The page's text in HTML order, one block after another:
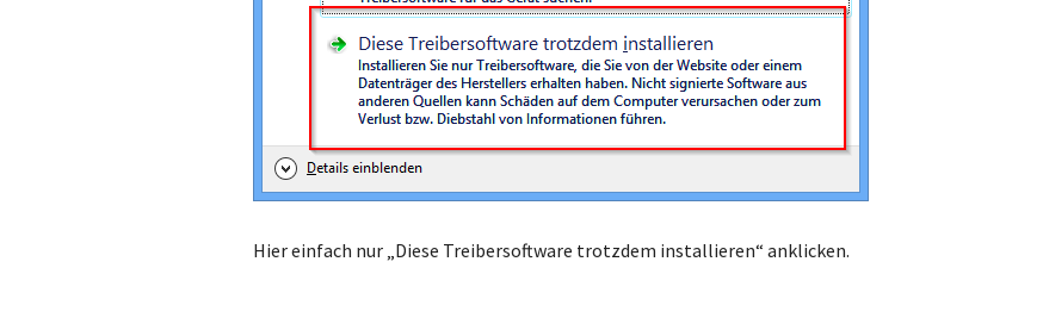
Hier einfach nur „Diese Treibersoftware trotzdem installieren“ anklicken.